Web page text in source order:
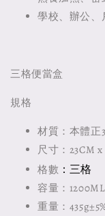
學校、辦公、
三格便當盒
規格
材質：本體正
尺寸：23CM x
格數 ：三格
容量：1200ML
重量：